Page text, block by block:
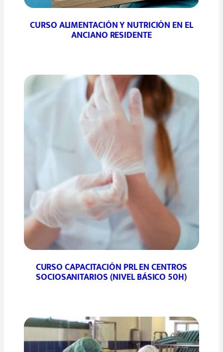
CURSO ALIMENTACIÓN Y NUTRICIÓN EN EL
ANCIANO RESIDENTE
CURSO CAPACITACIÓN PRL EN CENTROS
SOCIOSANITARIOS (NIVEL BÁSICO 50H)